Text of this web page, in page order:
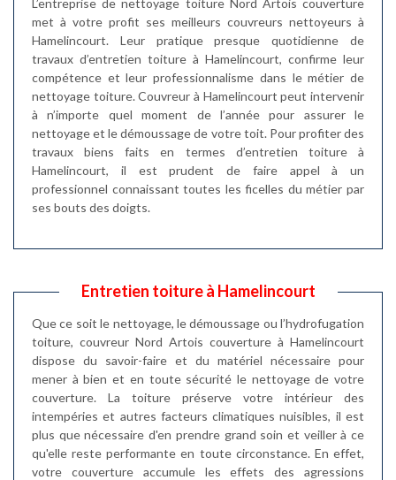
L’entreprise de nettoyage toiture Nord Artois couverture
met à votre profit ses meilleurs couvreurs nettoyeurs à
Hamelincourt. Leur pratique presque quotidienne de
travaux d’entretien toiture à Hamelincourt, confirme leur
compétence et leur professionnalisme dans le métier de
nettoyage toiture. Couvreur à Hamelincourt peut intervenir
à n’importe quel moment de l’année pour assurer le
nettoyage et le démoussage de votre toit. Pour profiter des
travaux biens faits en termes d’entretien toiture à
Hamelincourt, il est prudent de faire appel à un
professionnel connaissant toutes les ficelles du métier par
ses bouts des doigts.
Entretien toiture à Hamelincourt
Que ce soit le nettoyage, le démoussage ou l’hydrofugation
toiture, couvreur Nord Artois couverture à Hamelincourt
dispose du savoir-faire et du matériel nécessaire pour
mener à bien et en toute sécurité le nettoyage de votre
couverture. La toiture préserve votre intérieur des
intempéries et autres facteurs climatiques nuisibles, il est
plus que nécessaire d'en prendre grand soin et veiller à ce
qu'elle reste performante en toute circonstance. En effet,
votre couverture accumule les effets des agressions